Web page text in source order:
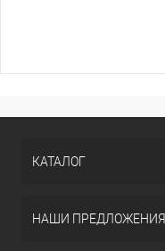
КАТАЛОГ
НАШИ ПРЕДЛОЖЕНИЯ